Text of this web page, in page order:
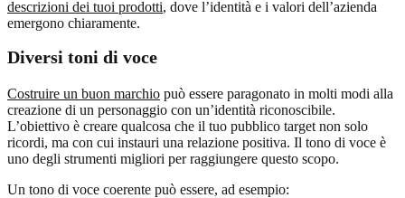
descrizioni dei tuoi prodotti, dove l’identità e i valori dell’azienda
emergono chiaramente.
Diversi toni di voce
Costruire un buon marchio può essere paragonato in molti modi alla
creazione di un personaggio con un’identità riconoscibile.
L’obiettivo è creare qualcosa che il tuo pubblico target non solo
ricordi, ma con cui instauri una relazione positiva. Il tono di voce è
uno degli strumenti migliori per raggiungere questo scopo.
Un tono di voce coerente può essere, ad esempio: